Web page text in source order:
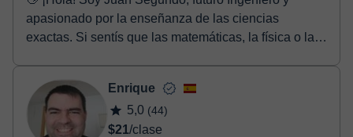
apasionado por la enseñanza de las ciencias
exactas. Si sentís que las matemáticas, la física o la
Enrique
5,0 (44)
$21/clase